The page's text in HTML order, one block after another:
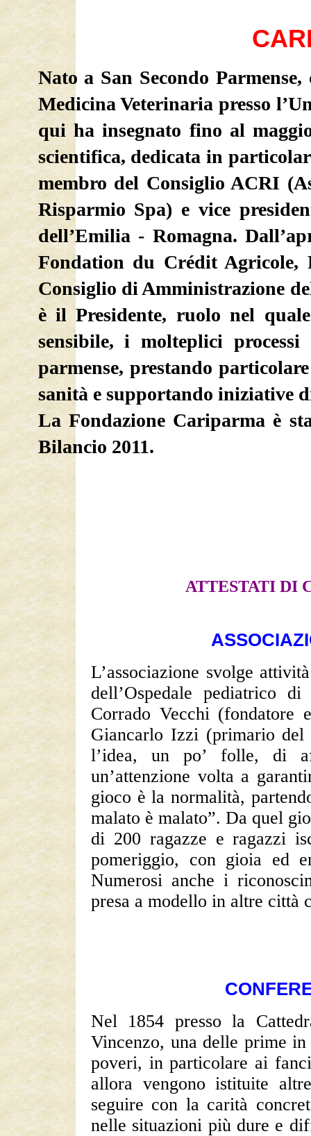
Nato a San Secondo
Medicina Veterinaria presso
qui ha insegnato fino al
scientifica, dedicata in
membro del Consiglio ACRI
Risparmio Spa) e vice
dell’Emilia - Romagna.
Fondation du Crédit Agricole,
Consiglio di Amministrazione
è il Presidente, ruolo nel
sensibile, i molteplici
parmense, prestando
sanità e supportando iniziative
La Fondazione Cariparma è
Bilancio 2011.
ATTESTATI DI
L’associazione svolge
dell’Ospedale pediatrico
Corrado Vecchi (fondatore
Giancarlo Izzi (primario del
l’idea, un po’ folle, di
un’attenzione volta a
gioco è la normalità,
malato è malato”. Da quel
di 200 ragazze e ragazzi
pomeriggio, con gioia ed
Numerosi anche i
presa a modello in altre città
Nel 1854 presso la
Vincenzo, una delle prime
poveri, in particolare ai
allora vengono istituite
seguire con la carità
nelle situazioni più dure e